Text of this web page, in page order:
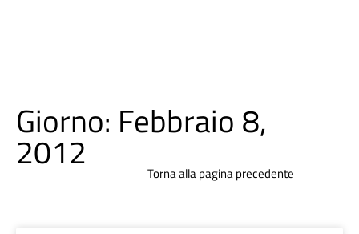
Giorno: Febbraio 8,
2012 Torna alla pagina precedente